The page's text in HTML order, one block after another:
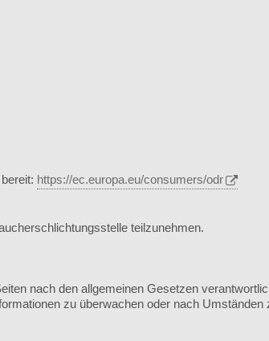
https://ec.europa.eu/consumers/odr
teilzunehmen.
nach den allgemeinen Gesetzen
zu überwachen oder nach